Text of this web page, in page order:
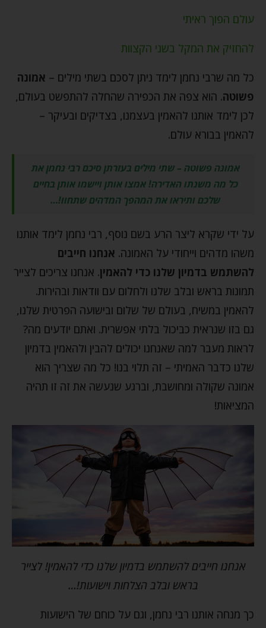
עולם הפוך ראיתי
להחזיק את המקל בשני הקצוות
כל מה שרבי נחמן לימד ניתן לסכם בשתי מילים – אמונה
פשוטה. הוא צפה את הכפירה שהחלה להתפשט בעולם,
לכן לימד אותנו להאמין בעצמנו, בצדיקים ובעיקר –
להאמין בבורא עולם.
אמונה פשוטה – שתי מילים בעזרתן סיכם רבי נחמן את
כל מה משנתו האדירה! אמצו אותן ויישמו אותן בחיים
שלכם ותיראו את המהפך המדהים שתחוו!…
על ידי שקרא ליצר הרע בשם נוסף, רבי נחמן לימד אותנו
משהו מדהים וייחודי על האמונה. אנחנו חייבים
להשתמש בדמיון שלנו כדי להאמין. אנחנו צריכים לצייר
תמונות בראש ובלב שלנו ולחלום עם וודאות ובהירות.
להאמין במשיח, בעולם של שלום ובישועה הפרטית שלנו,
גם בזו שנראית כביכול בלתי אפשרית. ואתם יודעים מה?
לראות מעבר למה שאנחנו יכולים להבין ולהאמין בדמיון
שלנו כדבר האמיתי – זה תלוי בנו! כל מה שצריך הוא
אמונה שקולה ומחושבת, וברגע שנעשה את זה זו תהיה
המציאות!
אנחנו חייבים להשתמש בדמיון שלנו כדי להאמין! לצייר
בראש ובלב הצלחות וישועות!…
כך מנחה אותנו רבי נחמן, וגם על כוחם של הישועות